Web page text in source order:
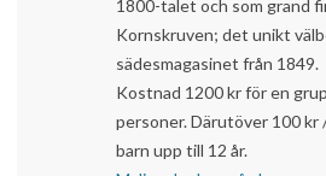
1800-talet och som grand
Kornskruven; det unikt
sädesmagasinet från 1849.
Kostnad 1200 kr för en
personer. Därutöver 100 kr
barn upp till 12 år.